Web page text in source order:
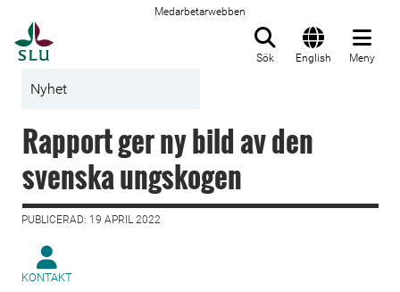
Medarbetarwebben
Sök English Meny
Nyhet
Rapport ger ny bild av den
svenska ungskogen
PUBLICERAD: 19 APRIL 2022
KONTAKT